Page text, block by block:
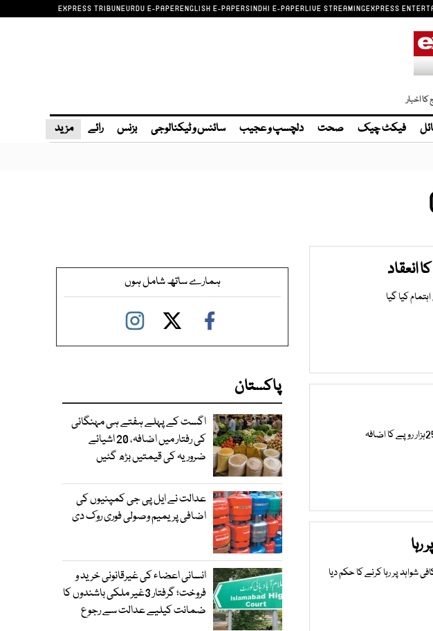
EXPRESS TRIBUNEURDU E-PAPERENGLISH E-PAPERSINDHI E-PAPERLIVE STREAMINGEXPRESS
کا اخبار
فیکٹ چیک صحت دلچسپ و عجیب سائنس و ٹیکنالوجی بزنس رائے مزید
انعقاد
کیا گیا
پر رہا کرنے کا حکم دیا
ہمارے ساتھ شامل ہوں
پاکستان
اگست کے پہلے ہفتے ہی مہنگائی
کی رفتار میں اضافہ، 20 اشیائے
ضروریہ کی قیمتیں بڑھ گئیں
عدالت نے ایل پی جی کمپنیوں کی
اضافی پریمیم وصولی فوری روک دی
انسانی اعضاء کی غیرقانونی خرید و
فروخت؛ گرفتار 3غیر ملکی باشندوں کا
ضمانت کیلیے عدالت سے رجوع